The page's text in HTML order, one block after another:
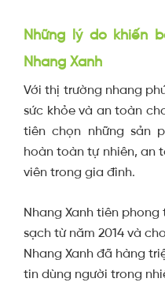
Những lý do khiến
Nhang Xanh
Với thị trường nhang
sức khỏe và an toàn
tiên chọn những sản
hoàn toàn tự nhiên, an
viên trong gia đình.
Nhang Xanh tiên
sạch từ năm 2014 và
Nhang Xanh đã hàng
tin dùng người trong